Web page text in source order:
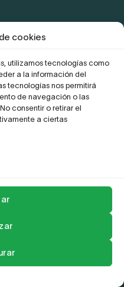
cookies
utilizamos tecnologías como
a la información del
tecnologías nos permitirá
de navegación o las
consentir o retirar el
a ciertas
de conformidad con el
de privacidad
Network